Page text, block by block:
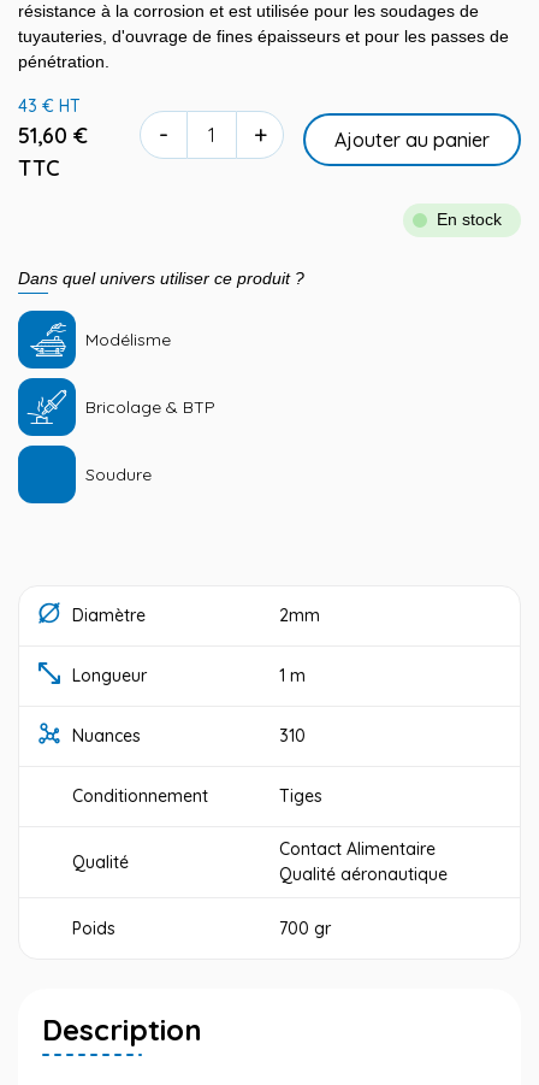
résistance à la corrosion et est utilisée pour les soudages de
tuyauteries, d'ouvrage de fines épaisseurs et pour les passes de
pénétration.
43 € HT
51,60 €
TTC
- + Ajouter au panier
En stock
Dans quel univers utiliser ce produit ?
Modélisme
Bricolage & BTP
Soudure
Diamètre 2mm
Longueur 1 m
Nuances 310
Conditionnement Tiges
Qualité
Contact Alimentaire
Qualité aéronautique
Poids 700 gr
Description